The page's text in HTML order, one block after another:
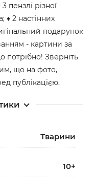
пензлі різної
2 настінних
подарунок
- картини за
Зверніть
що на фото,
публікацією.
Тварини
10+